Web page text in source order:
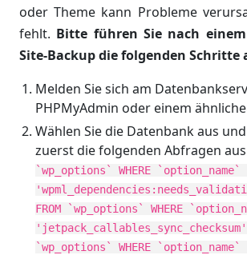
oder Theme kann Probleme
fehlt. Bitte führen Sie nach
Site-Backup die folgenden Schritte
Melden Sie sich am
PHPMyAdmin oder einem
Wählen Sie die Datenbank aus
zuerst die folgenden Abfragen
`wp_options` WHERE `option_name`
FROM `wp_options` WHERE
`wp_options` WHERE `option_name`